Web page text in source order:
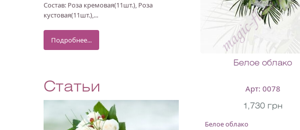
Состав: Роза кремовая(11шт.), Роза
кустовая(11шт.),...
Подробнее...
Статьи
Белое облако
Арт: 0078
1,730 грн
Белое облако